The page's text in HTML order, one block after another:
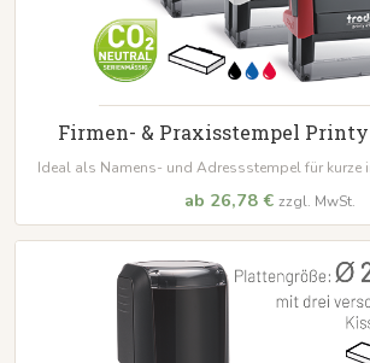
Firmen- & Praxisstempel Printy
Ideal als Namens- und Adressstempel für kurze
CO₂-neutrale Produktion
ab 26,78 € zzgl. MwSt.